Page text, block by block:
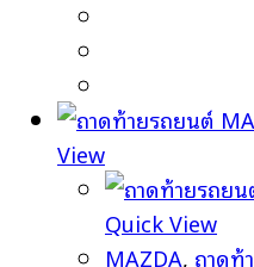
View
Quick View
MAZDA, ถาดท้